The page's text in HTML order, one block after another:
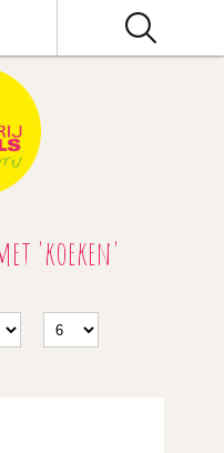
'koeken'